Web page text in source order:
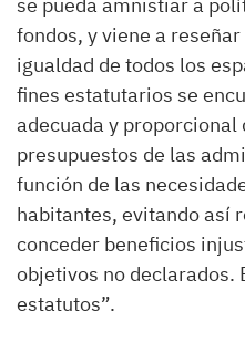
fondos, y viene a
igualdad de todos los
fines estatutarios se
adecuada y
presupuestos de las
función de las
habitantes, evitando así
conceder beneficios
objetivos no declarados.
estatutos”.